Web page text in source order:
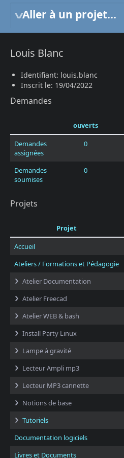
Aller à un projet...
Louis Blanc
Identifiant: louis.blanc
Inscrit le: 19/04/2022
Demandes
ouverts
Demandes
assignées
0
Demandes
soumises
0
Projets
Projet
Accueil
Ateliers / Formations et Pédagogie
Atelier Documentation
Atelier Freecad
Atelier WEB & bash
Install Party Linux
Lampe à gravité
Lecteur Ampli mp3
Lecteur MP3 cannette
Notions de base
Tutoriels
Documentation logiciels
Livres et Documents